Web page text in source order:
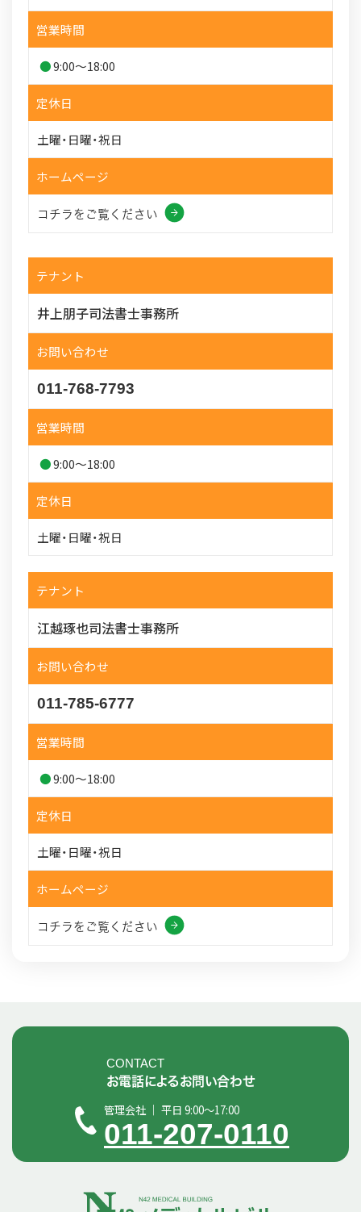
営業時間
9:00～18:00
定休日
土曜・日曜・祝日
ホームページ
コチラをご覧ください
テナント
井上朋子司法書士事務所
お問い合わせ
011-768-7793
営業時間
9:00～18:00
定休日
土曜・日曜・祝日
テナント
江越琢也司法書士事務所
お問い合わせ
011-785-6777
営業時間
9:00～18:00
定休日
土曜・日曜・祝日
ホームページ
コチラをご覧ください
CONTACT
お電話によるお問い合わせ
管理会社 ｜ 平日 9:00～17:00
011-207-0110